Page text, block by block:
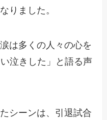
りました。
は多くの人々の心を
泣きした」と語る声
シーンは、引退試合